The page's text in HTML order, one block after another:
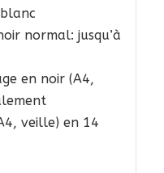
normal: jusqu’à
en noir (A4,
veille) en 14